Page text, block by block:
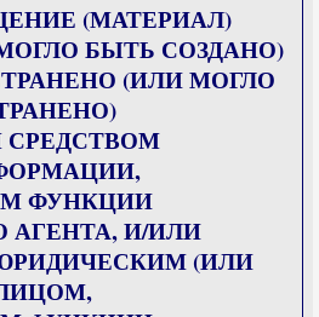
(МАТЕРИАЛ)
БЫТЬ СОЗДАНО)
(ИЛИ МОГЛО
ФУНКЦИИ
АГЕНТА, И/ИЛИ
(ИЛИ